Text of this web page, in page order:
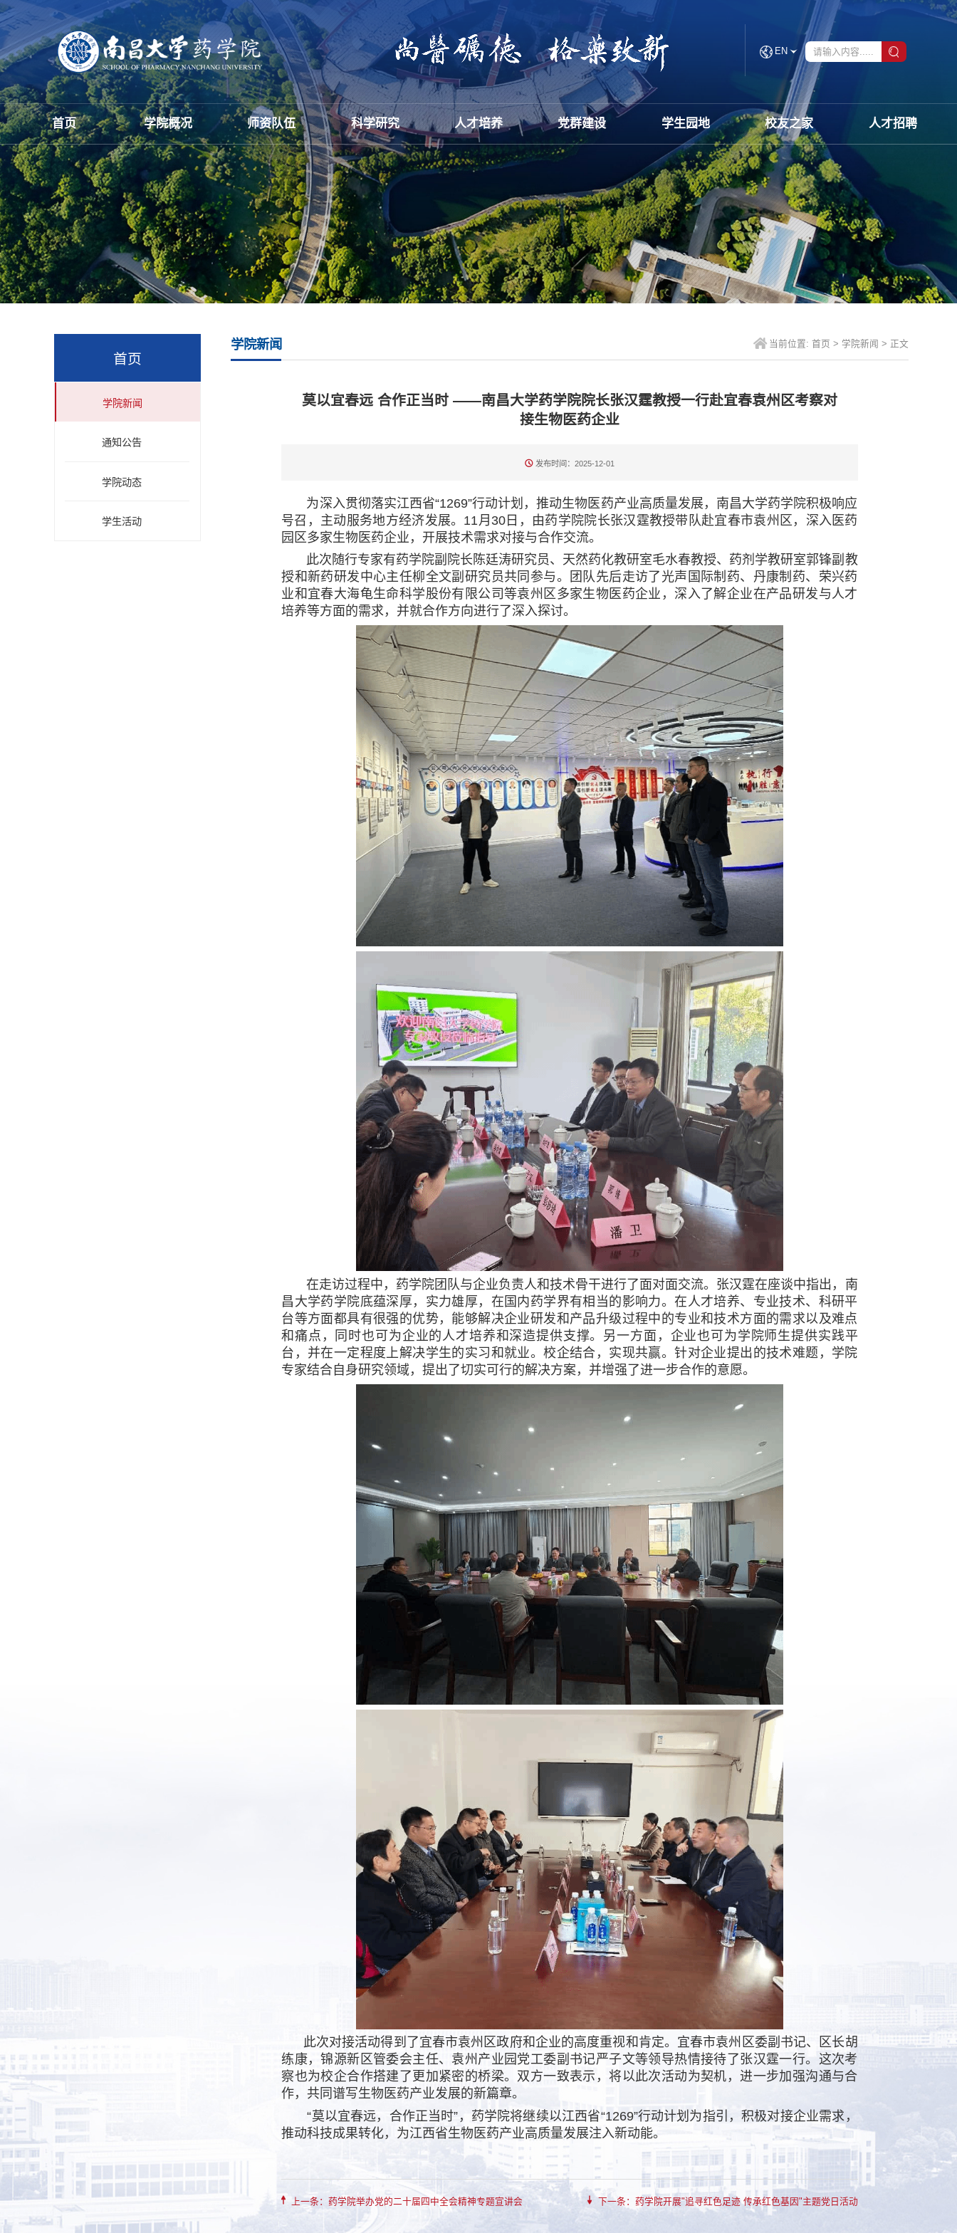
EN
首页 学院概况 师资队伍 科学研究 人才培养 党群建设 学生园地 校友之家 人才招聘
首页
学院新闻
通知公告
学院动态
学生活动
学院新闻 当前位置: 首页 > 学院新闻 > 正文
莫以宜春远 合作正当时 ——南昌大学药学院院长张汉霆教授一行赴宜春袁州区考察对
接生物医药企业
发布时间：2025-12-01
为深入贯彻落实江西省“1269”行动计划，推动生物医药产业高质量发展，南昌大学药学院积极响应
号召，主动服务地方经济发展。11月30日，由药学院院长张汉霆教授带队赴宜春市袁州区，深入医药
园区多家生物医药企业，开展技术需求对接与合作交流。
此次随行专家有药学院副院长陈廷涛研究员、天然药化教研室毛水春教授、药剂学教研室郭锋副教
授和新药研发中心主任柳全文副研究员共同参与。团队先后走访了光声国际制药、丹康制药、荣兴药
业和宜春大海龟生命科学股份有限公司等袁州区多家生物医药企业，深入了解企业在产品研发与人才
培养等方面的需求，并就合作方向进行了深入探讨。
在走访过程中，药学院团队与企业负责人和技术骨干进行了面对面交流。张汉霆在座谈中指出，南
昌大学药学院底蕴深厚，实力雄厚，在国内药学界有相当的影响力。在人才培养、专业技术、科研平
台等方面都具有很强的优势，能够解决企业研发和产品升级过程中的专业和技术方面的需求以及难点
和痛点，同时也可为企业的人才培养和深造提供支撑。另一方面，企业也可为学院师生提供实践平
台，并在一定程度上解决学生的实习和就业。校企结合，实现共赢。针对企业提出的技术难题，学院
专家结合自身研究领域，提出了切实可行的解决方案，并增强了进一步合作的意愿。
此次对接活动得到了宜春市袁州区政府和企业的高度重视和肯定。宜春市袁州区委副书记、区长胡
练康，锦源新区管委会主任、袁州产业园党工委副书记严子文等领导热情接待了张汉霆一行。这次考
察也为校企合作搭建了更加紧密的桥梁。双方一致表示，将以此次活动为契机，进一步加强沟通与合
作，共同谱写生物医药产业发展的新篇章。
“莫以宜春远，合作正当时”，药学院将继续以江西省“1269”行动计划为指引，积极对接企业需求，
推动科技成果转化，为江西省生物医药产业高质量发展注入新动能。
上一条：药学院举办党的二十届四中全会精神专题宣讲会 下一条：药学院开展"追寻红色足迹 传承红色基因"主题党日活动